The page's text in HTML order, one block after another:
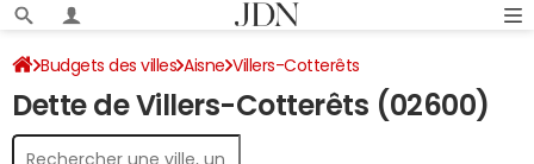
Budgets des villes Aisne Villers-Cotterêts
Dette au 31/12/2024
Dette de Villers-Cotterêts (02600)